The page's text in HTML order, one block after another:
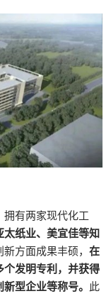
有两家现代化工
太纸业、美宜佳等知
方面成果丰硕， 在
发明专利，并获得
型企业等称号。 此